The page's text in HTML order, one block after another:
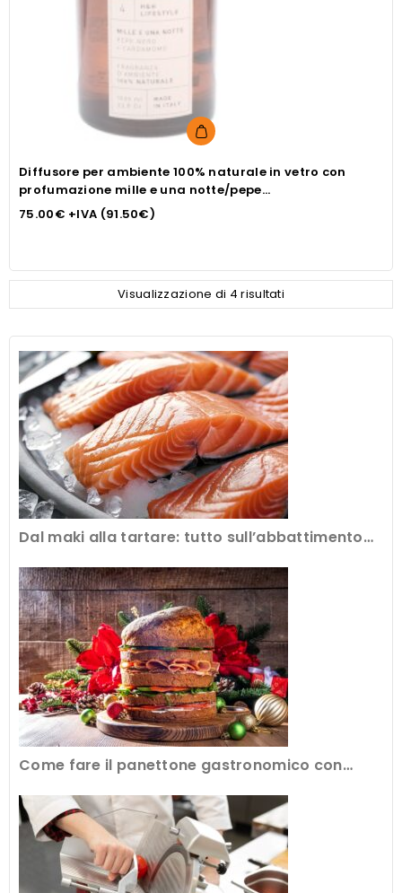
Diffusore per ambiente 100% naturale in vetro con
profumazione mille e una notte/pepe
nero+cardamomo ml 1000
75.00€ +IVA (91.50€)
Visualizzazione di 4 risultati
Dal maki alla tartare: tutto sull’abbattimento
Come fare il panettone gastronomico con